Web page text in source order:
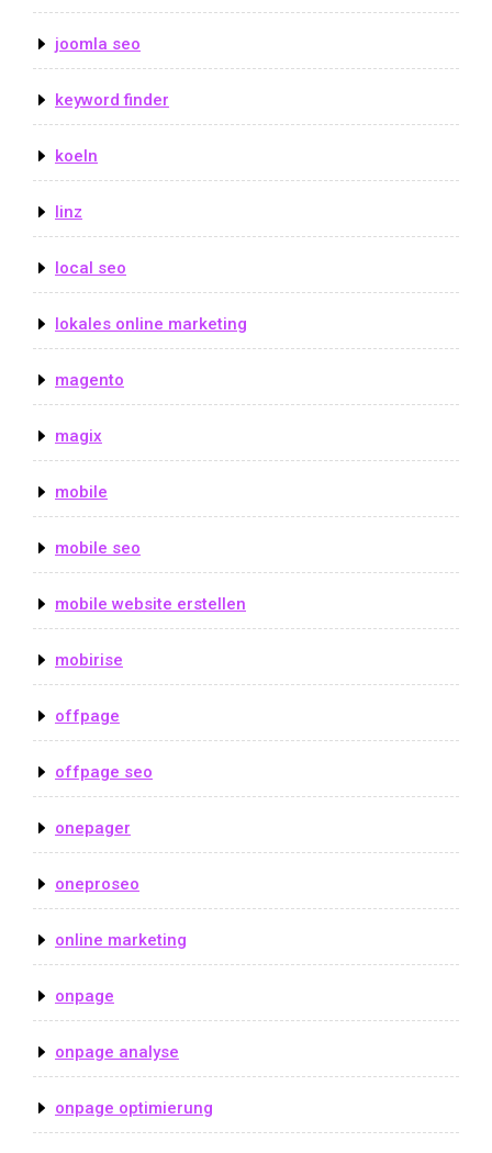
joomla seo
keyword finder
koeln
linz
local seo
lokales online marketing
magento
magix
mobile
mobile seo
mobile website erstellen
mobirise
offpage
offpage seo
onepager
oneproseo
online marketing
onpage
onpage analyse
onpage optimierung